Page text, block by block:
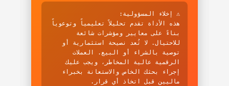
⚠️ إخلاء المسؤولية:
هذه الأداة تقدم تحليلاً تعليمياً وتوعوياً
بناءً على معايير ومؤشرات شائعة
للاحتيال. لا تُعد نصيحة استثمارية أو
توصية بالشراء أو البيع. العملات
الرقمية عالية المخاطر، ويجب عليك
إجراء بحثك الخاص والاستعانة بخبراء
ماليين قبل اتخاذ أي قرار.